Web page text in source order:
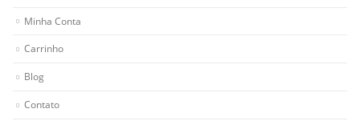
Minha Conta
Carrinho
Blog
Contato